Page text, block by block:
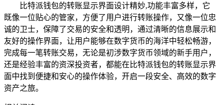
比特派钱包的转账显示界面设计精妙,功能丰富多样，它
既像一位贴心的管家，方便了用户进行转账操作，又像一位忠
诚的卫士，保障了交易的安全和透明，通过清晰的信息展示和
友好的操作界面，让用户能够在数字货币的海洋中轻松畅游，
完成每一笔转账交易，无论是初涉数字货币领域的新手用户，
还是经验丰富的资深投资者，都能在比特派钱包的转账显示界
面中找到便捷和安心的操作体验，开启一段安全、高效的数字
资产之旅。